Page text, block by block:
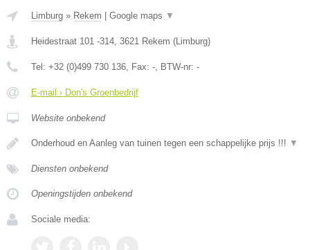
Limburg » Rekem | Google maps ▼
Heidestraat 101 -314 3621 Rekem (Limburg)
Tel: +32 (0)499 730 136 , Fax: - , BTW-nr: -
E-mail › Don's Groenbedrijf
Website onbekend
Onderhoud en Aanleg van tuinen tegen een schappelijke prijs !!! ▼
Diensten onbekend
Openingstijden onbekend
Sociale media: